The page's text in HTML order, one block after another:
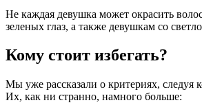
Не каждая девушка может окрасить
зеленых глаз, а также девушкам со
Кому стоит избегать?
Мы уже рассказали о критериях, следуя
Их, как ни странно, намного больше: